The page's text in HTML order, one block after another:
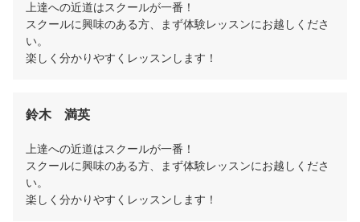
上達への近道はスクールが一番！
スクールに興味のある方、まず体験レッスンにお越しくださ
い。
楽しく分かりやすくレッスンします！
鈴木　満英
上達への近道はスクールが一番！
スクールに興味のある方、まず体験レッスンにお越しくださ
い。
楽しく分かりやすくレッスンします！